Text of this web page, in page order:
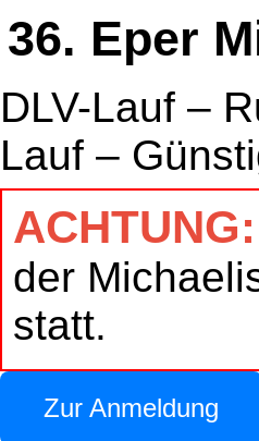
36. Eper
DLV-Lauf –
Lauf –
ACHTUNG:
der
statt.
Zur Anmeldung